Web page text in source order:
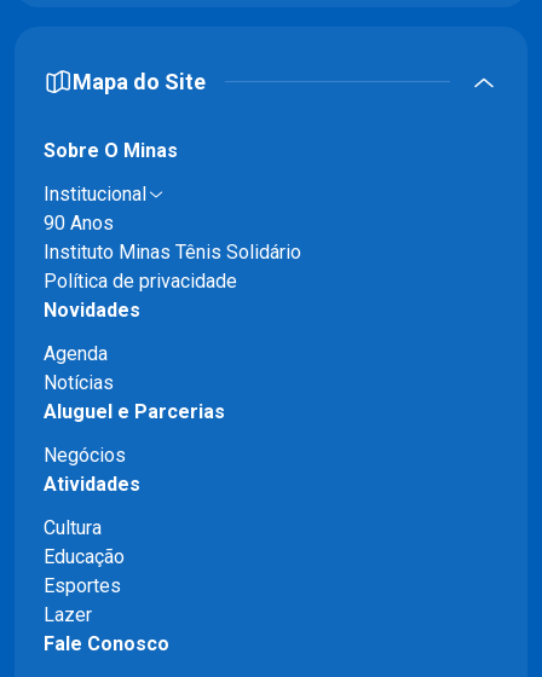
Mapa do Site
Sobre O Minas
Institucional
90 Anos
Instituto Minas Tênis Solidário
Política de privacidade
Novidades
Agenda
Notícias
Aluguel e Parcerias
Negócios
Atividades
Cultura
Educação
Esportes
Lazer
Fale Conosco